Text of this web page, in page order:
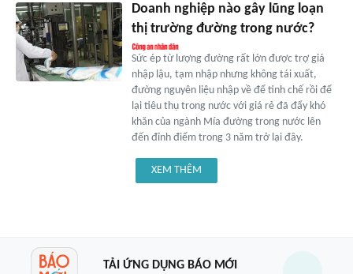
Doanh nghiệp nào gây lũng loạn
thị trường đường trong nước?
Sức ép từ lượng đường rất lớn được trợ giá
nhập lậu, tạm nhập nhưng không tái xuất,
đường nguyên liệu nhập về để tinh chế rồi để
lại tiêu thụ trong nước với giá rẻ đã đẩy khó
khăn của ngành Mía đường trong nước lên
đến đỉnh điểm trong 3 năm trở lại đây.
XEM THÊM
TẢI ỨNG DỤNG BÁO MỚI